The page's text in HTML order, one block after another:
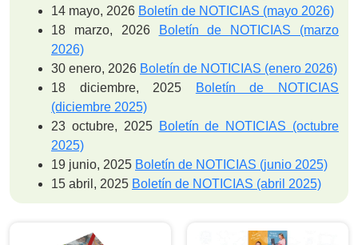
14 mayo, 2026 Boletín de NOTICIAS (mayo 2026)
18 marzo, 2026
Boletín de NOTICIAS (marzo
2026)
30 enero, 2026 Boletín de NOTICIAS (enero 2026)
18 diciembre, 2025
Boletín de NOTICIAS
(diciembre 2025)
23 octubre, 2025
Boletín de NOTICIAS (octubre
2025)
19 junio, 2025 Boletín de NOTICIAS (junio 2025)
15 abril, 2025 Boletín de NOTICIAS (abril 2025)